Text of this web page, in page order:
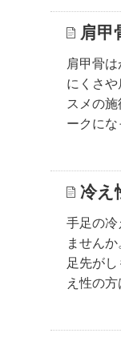
肩甲
肩甲骨
にくさ
スメの
ークに
冷え
手足の冷
ません
足先が
え性の